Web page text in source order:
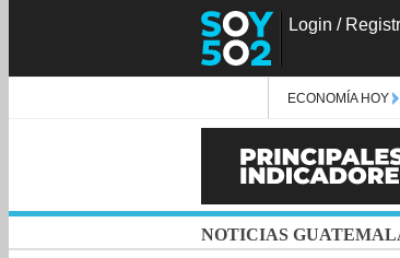
Login /
ECONOMÍA HOY
NOTICIAS